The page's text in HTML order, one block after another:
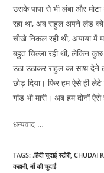
उसके पापा से भी लंबा और
रहा था, अब राहुल अपने लंड
चीखे निकल रही थी, अयाया
बहुत चिल्ला रही थी, लेकिन
उठा उठाकर राहुल का साथ
छोड़ दिया। फिर हम ऐसे ही
गांड भी मारी। अब हम दोनों
धन्यवाद …
TAGS:.हिंदी चुदाई स्टोरी, CHUDAI
कहानी, माँ की चुदाई